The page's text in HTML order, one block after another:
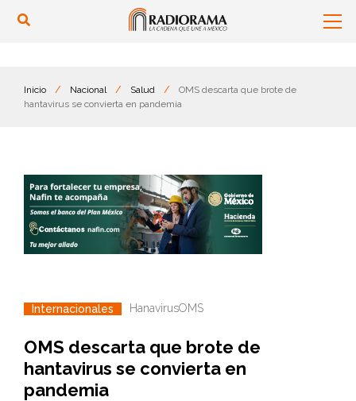
Inicio / Nacional / Salud /
OMS descarta que brote de
hantavirus se convierta en pandemia
Internacionales HanavirusOMS
OMS descarta que brote de
hantavirus se convierta en
pandemia